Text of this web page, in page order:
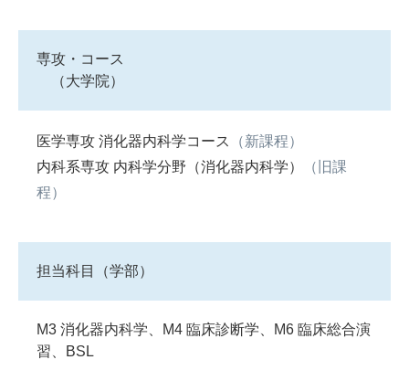
専攻・コース
（大学院）
医学専攻 消化器内科学コース
（新課程）
内科系専攻 内科学分野（消化器内科学）
（旧課
程）
担当科目（学部）
M3 消化器内科学、M4 臨床診断学、M6 臨床総合演
習、BSL